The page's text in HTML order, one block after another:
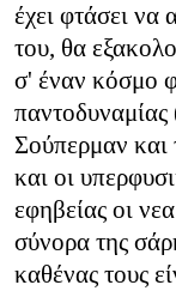
έχει φτάσει να
του, θα
σ' έναν κόσμο
παντοδυναμίας
Σούπερμαν
και οι
εφηβείας οι
σύνορα της
καθένας τους